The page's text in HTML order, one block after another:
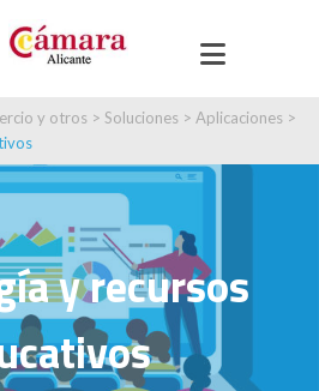
y otros > Soluciones > Aplicaciones >
y recursos